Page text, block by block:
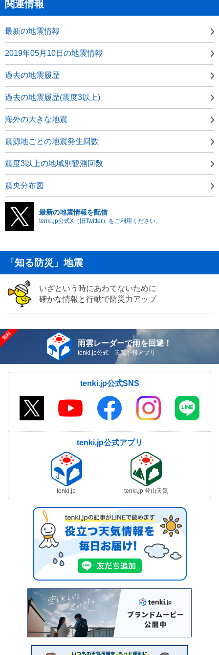
関連情報
最新の地震情報
2019年05月10日の地震情報
過去の地震履歴
過去の地震履歴(震度3以上)
海外の大きな地震
震源地ごとの地震発生回数
震度3以上の地域別観測回数
震央分布図
最新の地震情報を配信
tenki.jp公式X（旧Twitter）をご利用ください。
「知る防災」地震
いざという時にあわてないために
確かな情報と行動で防災力アップ
雨雲レーダーで雨を回避！
tenki.jp公式 天気予報アプリ
tenki.jp公式SNS
tenki.jp公式アプリ
tenki.jp tenki.jp 登山天気